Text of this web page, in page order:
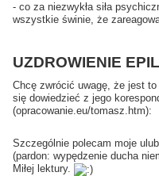
- co za niezwykła siła
wszystkie świnie, że
UZDROWIENIE
Chcę zwrócić uwagę, że jest
się dowiedzieć z jego
(opracowanie.eu/tomasz.htm):
Szczególnie polecam moje
(pardon: wypędzenie ducha
Miłej lektury.